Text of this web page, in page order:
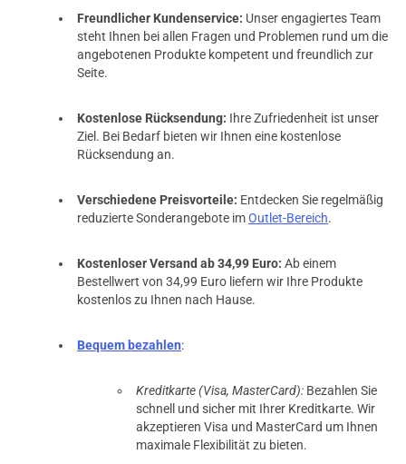
Freundlicher Kundenservice: Unser engagiertes Team
steht Ihnen bei allen Fragen und Problemen rund um die
angebotenen Produkte kompetent und freundlich zur
Seite.
Kostenlose Rücksendung: Ihre Zufriedenheit ist unser
Ziel. Bei Bedarf bieten wir Ihnen eine kostenlose
Rücksendung an.
Verschiedene Preisvorteile: Entdecken Sie regelmäßig
reduzierte Sonderangebote imOutlet-Bereich.
Kostenloser Versand ab 34,99 Euro: Ab einem
Bestellwert von 34,99 Euro liefern wir Ihre Produkte
kostenlos zu Ihnen nach Hause.
Bequem bezahlen:
Kreditkarte (Visa, MasterCard): Bezahlen Sie
schnell und sicher mit Ihrer Kreditkarte. Wir
akzeptieren Visa und MasterCard um Ihnen
maximale Flexibilität zu bieten.